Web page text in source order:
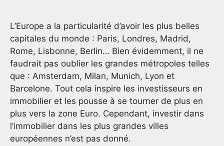
L’Europe a la particularité d’avoir les plus belles
capitales du monde : Paris, Londres, Madrid,
Rome, Lisbonne, Berlin… Bien évidemment, il ne
faudrait pas oublier les grandes métropoles telles
que : Amsterdam, Milan, Munich, Lyon et
Barcelone. Tout cela inspire les investisseurs en
immobilier et les pousse à se tourner de plus en
plus vers la zone Euro. Cependant, investir dans
l’immobilier dans les plus grandes villes
européennes n’est pas donné.